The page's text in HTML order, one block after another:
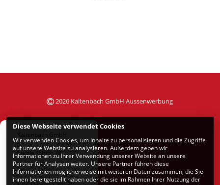
2026 Kaltenbach GmbH Aussenwerbung
Kaltenbach GmbH
Sunderlohstr. 46
58091 Hagen
T 02331 / 933 50 - 20
Diese Webseite verwendet Cookies
Wir verwenden Cookies, um Inhalte zu personalisieren und die Zugriffe
auf unsere Website zu analysieren. Außerdem geben wir
Informationen zu Ihrer Verwendung unserer Website an unsere
Partner für Analysen weiter. Unsere Partner führen diese
Informationen möglicherweise mit weiteren Daten zusammen, die Sie
ihnen bereitgestellt haben oder die sie im Rahmen Ihrer Nutzung der